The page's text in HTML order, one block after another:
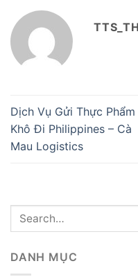
Dịch Vụ Gửi Thực Phẩm
Khô Đi Philippines – Cà
Mau Logistics
DANH MỤC